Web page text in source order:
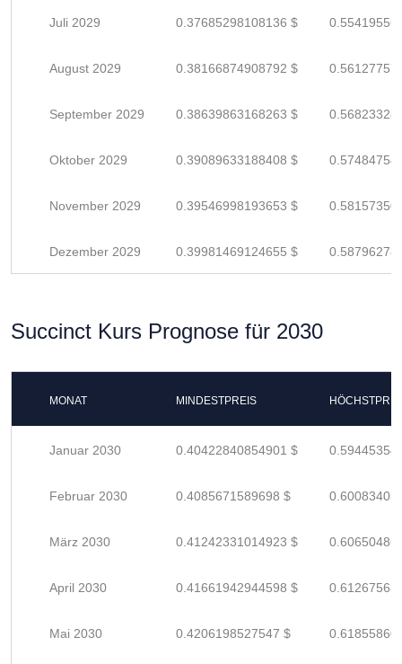
Juli 2029 0.37685298108136 $
August 2029 0.38166874908792 $
September 2029 0.38639863168263 $
Oktober 2029 0.39089633188408 $
November 2029 0.39546998193653 $
Dezember 2029 0.39981469124655 $
Succinct Kurs Prognose für 2030
MONAT MINDESTPREIS
Januar 2030 0.40422840854901 $
Februar 2030 0.4085671589698 $
März 2030 0.41242331014923 $
April 2030 0.41661942944598 $
Mai 2030 0.4206198527547 $